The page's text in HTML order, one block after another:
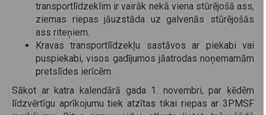
transportlīdzeklim ir vairāk nekā viena stūrējošā ass,
ziemas riepas jāuzstāda uz galvenās stūrējošās
ass riteņiem.
Kravas transportlīdzekļu sastāvos ar piekabi vai
puspiekabi, visos gadījumos jāatrodas noņemamām
pretslīdes ierīcēm.
Sākot ar katra kalendārā gada 1. novembri, par ķēdēm
līdzvērtīgu aprīkojumu tiek atzītas tikai riepas ar 3PMSF